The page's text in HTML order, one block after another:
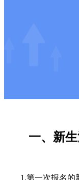
一、新生
1.第一次报名的新